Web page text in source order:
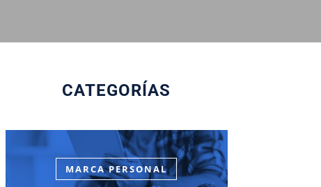
CATEGORÍAS
MARCA PERSONAL